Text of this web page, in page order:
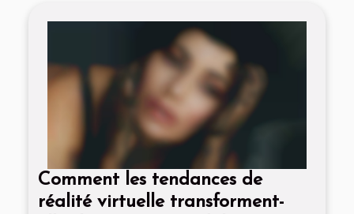
Comment les tendances de
réalité virtuelle transforment-